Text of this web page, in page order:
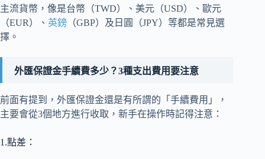
主流貨幣，像是台幣（TWD）、美元（USD）、歐元
（EUR）、 英鎊 （GBP）及日圓（JPY）等都是常見選
擇。
外匯保證金手續費多少？3種支出費用要注意
前面有提到，外匯保證金還是有所謂的「手續費用」，
主要會從3個地方進行收取，新手在操作時記得注意：
1.點差：